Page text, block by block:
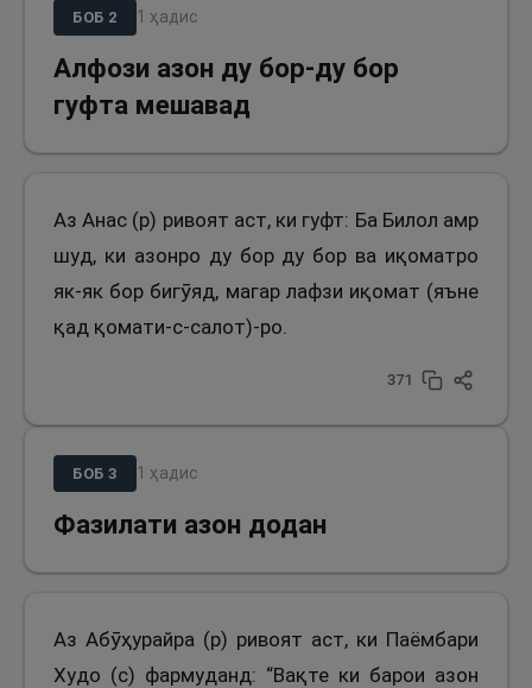
БОБ 2 1 ҳадис
Алфози азон ду бор-ду бор
гуфта мешавад
Аз Анас (р) ривоят аст, ки гуфт: Ба Билол амр
шуд, ки азонро ду бор ду бор ва иқоматро
як-як бор бигӯяд, магар лафзи иқомат (яъне
қад қомати-с-салот)-ро.
371
БОБ 3 1 ҳадис
Фазилати азон додан
Аз Абӯҳурайра (р) ривоят аст, ки Паёмбари
Худо (с) фармуданд: “Вақте ки барои азон